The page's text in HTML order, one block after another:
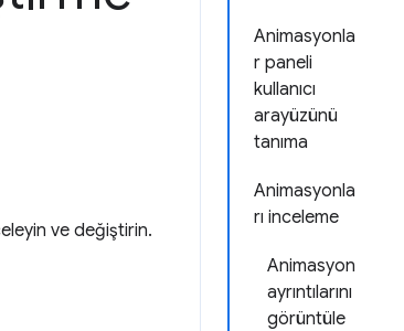
Animasyonla
r paneli
kullanıcı
arayüzünü
tanıma
Animasyonla
rı inceleme
Animasyon
ayrıntılarını
görüntüle
ve değiştirin.